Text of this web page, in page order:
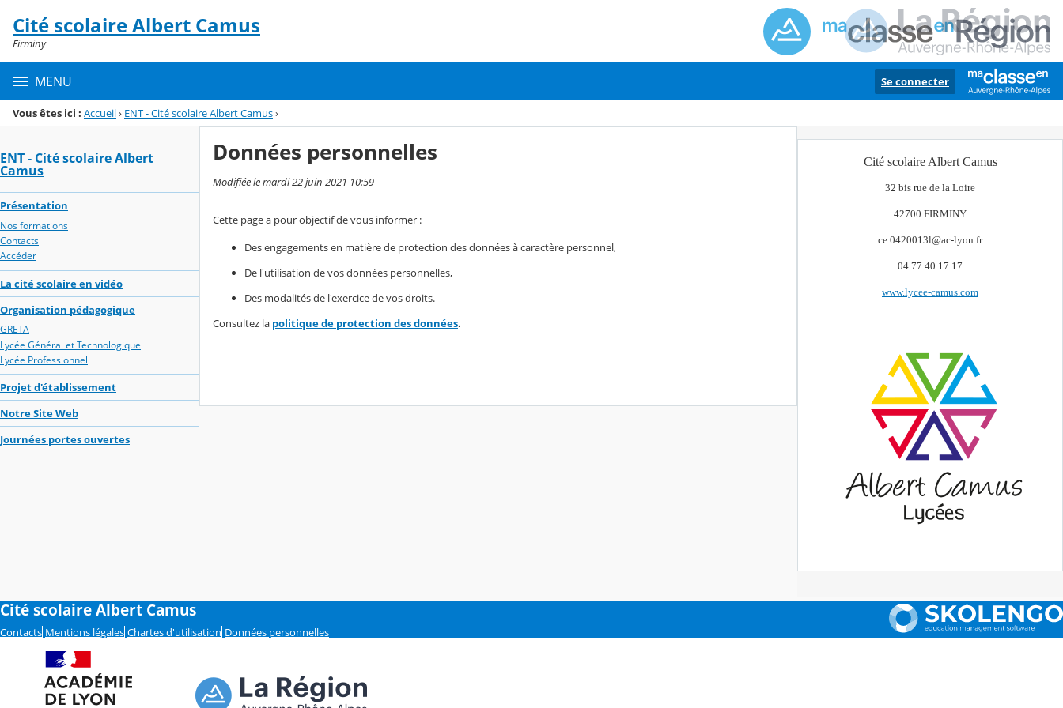
Menu de la rubrique
Contenu
Cité scolaire Albert Camus
Firminy
MENU Se connecter
Vous êtes ici : Accueil› ENT - Cité scolaire Albert Camus›
ENT - Cité scolaire Albert
Camus
Présentation
Nos formations
Contacts
Accéder
La cité scolaire en vidéo
Organisation pédagogique
GRETA
Lycée Général et Technologique
Lycée Professionnel
Projet d'établissement
Notre Site Web
Journées portes ouvertes
Données personnelles
Modifiée le mardi 22 juin 2021 10:59
Cette page a pour objectif de vous informer :
Des engagements en matière de protection des données à caractère personnel,
De l'utilisation de vos données personnelles,
Des modalités de l'exercice de vos droits.
Consultez la politique de protection des données.
Cité scolaire Albert Camus
32 bis rue de la Loire
42700 FIRMINY
ce.0420013l@ac-lyon.fr
04.77.40.17.17
www.lycee-camus.com
Cité scolaire Albert Camus
Contacts Mentions légales Chartes d'utilisation Données personnelles